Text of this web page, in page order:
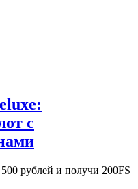
с
рублей и получи 200FS